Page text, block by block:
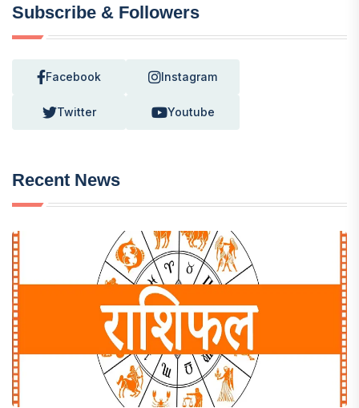
Subscribe & Followers
Facebook Instagram
Twitter Youtube
Recent News